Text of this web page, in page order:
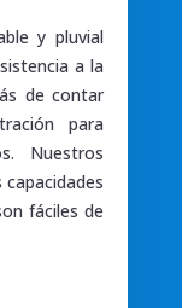
y pluvial
a la
de contar
para
Nuestros
fáciles de